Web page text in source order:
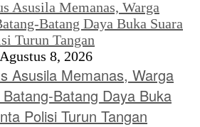
Agustus 8, 2026
Asusila Memanas, Warga
Batang Daya Buka
Polisi Turun Tangan